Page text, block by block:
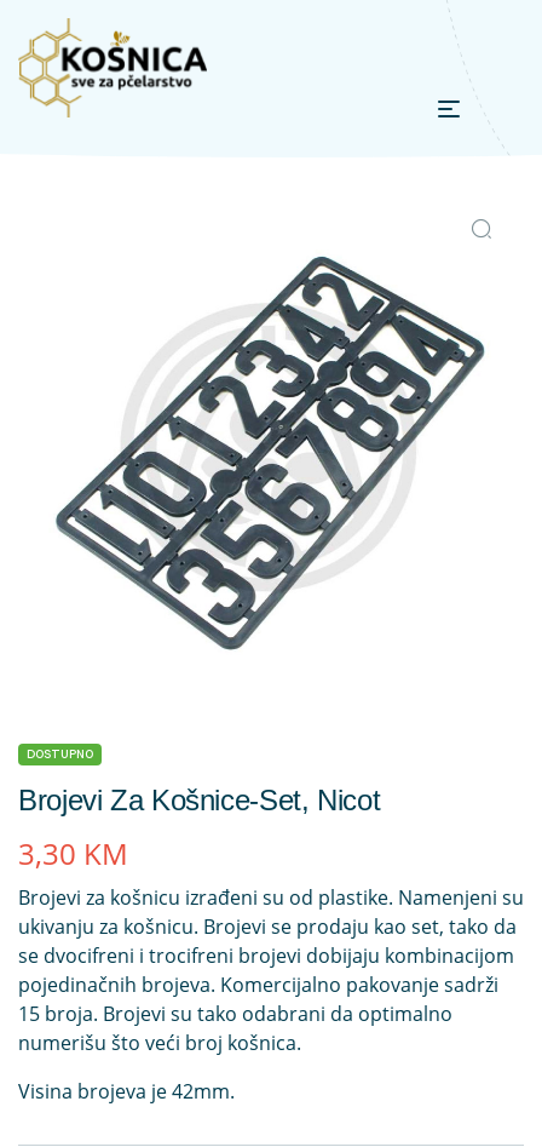
DOSTUPNO
Brojevi Za Košnice-Set, Nicot
3,30 KM
Brojevi za košnicu izrađeni su od plastike. Namenjeni su
ukivanju za košnicu. Brojevi se prodaju kao set, tako da
se dvocifreni i trocifreni brojevi dobijaju kombinacijom
pojedinačnih brojeva. Komercijalno pakovanje sadrži
15 broja. Brojevi su tako odabrani da optimalno
numerišu što veći broj košnica.
Visina brojeva je 42mm.